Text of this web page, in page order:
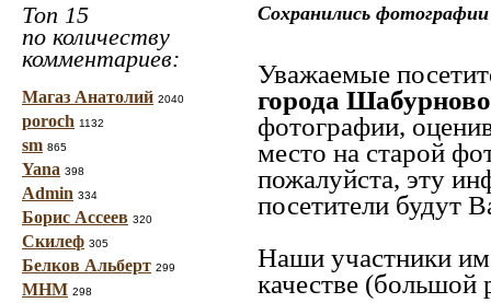
Топ 15
по количеству
комментариев:
Магаз Анатолий 2040
poroch 1132
sm 865
Yana 398
Admin 334
Борис Ассеев 320
Скилеф 305
Белков Альберт 299
МНМ 298
Сохранились
Уважаемые
города Шабурново
фотографии,
место на старой
пожалуйста, эту
посетители будут
Наши участники
качестве (большой